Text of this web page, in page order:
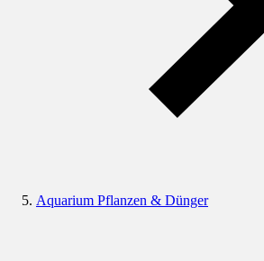
Aquarium Pflanzen & Dünger